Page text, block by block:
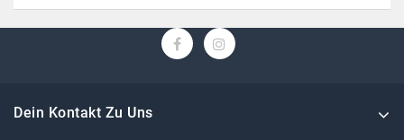
Dein Kontakt Zu Uns